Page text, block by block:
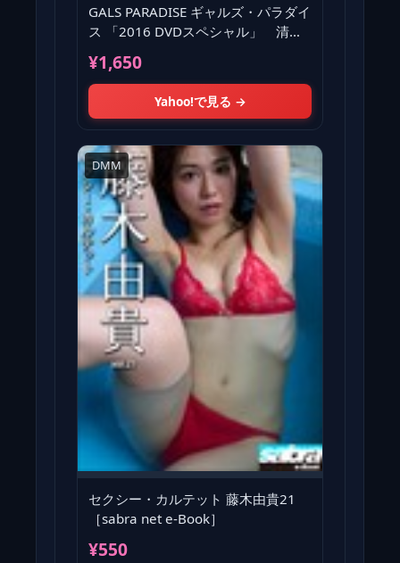
GALS PARADISE ギャルズ・パラダイ
ス 「2016 DVDスペシャル」 清瀬
¥1,650
Yahoo!で見る →
DMM
セクシー・カルテット 藤木由貴21
［sabra net e-Book］
¥550